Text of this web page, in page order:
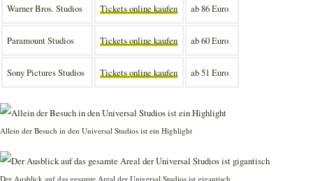
Warner Bros. Studios Tickets online kaufen ab 86 Euro
Paramount Studios Tickets online kaufen ab 60 Euro
Sony Pictures Studios Tickets online kaufen ab 51 Euro
Allein der Besuch in den Universal Studios ist ein Highlight
Der Ausblick auf das gesamte Areal der Universal Studios ist gigantisch